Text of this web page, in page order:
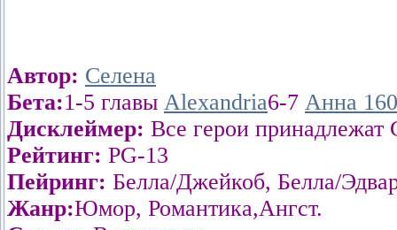
Автор: Селена
Бета:1-5 главы Alexandria6-7 Анна
Дисклеймер: Все герои
Рейтинг: PG-13
Пейринг: Белла/Джейкоб, Белла/
Жанр:Юмор, Романтика,Ангст.